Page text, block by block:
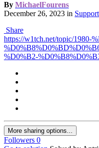
By MichaelFourens
December 26, 2023 in Support
Share
https://w1tch.net/topic/1980-
%D0%B2-
More sharing options...
Followers 0